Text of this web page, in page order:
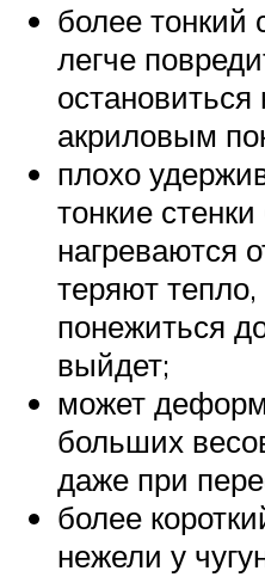
более тонкий
легче
акриловым
плохо
тонкие
нагреваются
теряют
понежиться
выйдет;
может
больших
даже при
более
нежели у